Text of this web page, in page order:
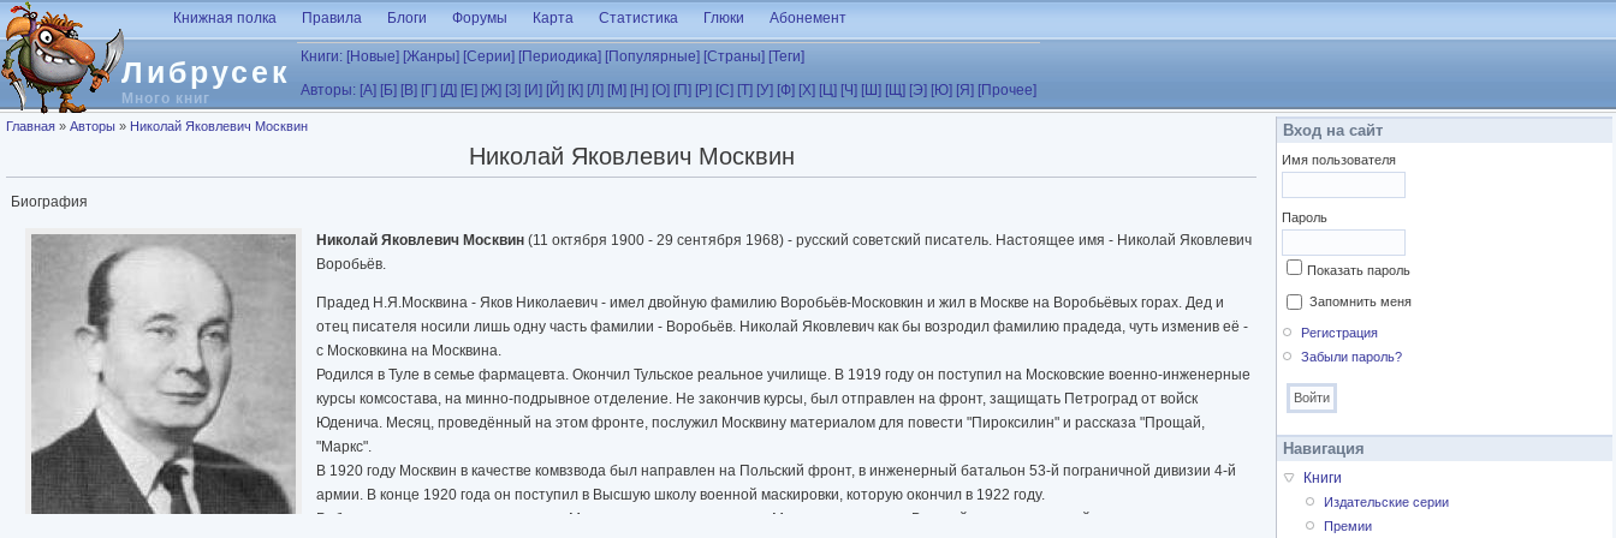
Перейти к основному содержанию
Либрусек
Много книг
Книжная полка Правила Блоги Форумы Карта Статистика Глюки Абонемент
Книги: [Новые] [Жанры] [Серии] [Периодика] [Популярные] [Страны] [Теги]
Авторы: [А] [Б] [В] [Г] [Д] [Е] [Ж] [З] [И] [Й] [К] [Л] [М] [Н] [О] [П] [Р] [С] [Т] [У] [Ф] [Х] [Ц] [Ч] [Ш] [Щ] [Э] [Ю] [Я] [Прочее]
Вы здесь
Главная » Авторы » Николай Яковлевич Москвин
Николай Яковлевич Москвин
Биография
Николай Яковлевич Москвин (11 октября 1900 - 29 сентября 1968) - русский советский писатель. Настоящее имя - Николай Яковлевич
Воробьёв.
Прадед Н.Я.Москвина - Яков Николаевич - имел двойную фамилию Воробьёв-Московкин и жил в Москве на Воробьёвых горах. Дед и
отец писателя носили лишь одну часть фамилии - Воробьёв. Николай Яковлевич как бы возродил фамилию прадеда, чуть изменив её -
с Московкина на Москвина.
Родился в Туле в семье фармацевта. Окончил Тульское реальное училище. В 1919 году он поступил на Московские военно-инженерные
курсы комсостава, на минно-подрывное отделение. Не закончив курсы, был отправлен на фронт, защищать Петроград от войск
Юденича. Месяц, проведённый на этом фронте, послужил Москвину материалом для повести "Пироксилин" и рассказа "Прощай,
"Маркс".
В 1920 году Москвин в качестве комвзвода был направлен на Польский фронт, в инженерный батальон 53-й пограничной дивизии 4-й
армии. В конце 1920 года он поступил в Высшую школу военной маскировки, которую окончил в 1922 году.
Работая преподавателем одного из Московских военных училищ, Москвин поступил в Высший государственный литературно-
Вход на сайт
Имя пользователя
Пароль
Показать пароль
Запомнить меня
Регистрация
Забыли пароль?
Навигация
Книги
Издательские серии
Премии